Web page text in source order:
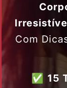
Com
✅ 15